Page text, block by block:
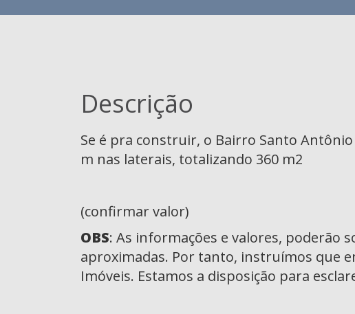
Descrição
Se é pra construir, o Bairro Santo
m nas laterais, totalizando 360 m2
(confirmar valor)
OBS: As informações e valores, poderão
aproximadas. Por tanto, instruímos que
Imóveis. Estamos a disposição para